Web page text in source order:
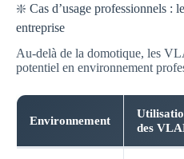
❇️ Cas d’usage professionnels :
entreprise
Au-delà de la domotique, les
potentiel en environnement
Environnement
des